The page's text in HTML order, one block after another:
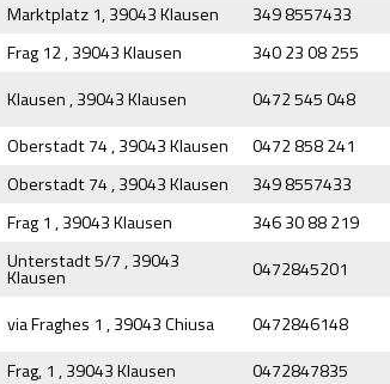
Marktplatz 1, 39043 Klausen 349 8557433
Frag 12 , 39043 Klausen 340 23 08 255
Klausen , 39043 Klausen 0472 545 048
Oberstadt 74 , 39043 Klausen 0472 858 241
Oberstadt 74 , 39043 Klausen 349 8557433
Frag 1 , 39043 Klausen 346 30 88 219
Unterstadt 5/7 , 39043
Klausen 0472845201
via Fraghes 1 , 39043 Chiusa 0472846148
Frag, 1 , 39043 Klausen 0472847835